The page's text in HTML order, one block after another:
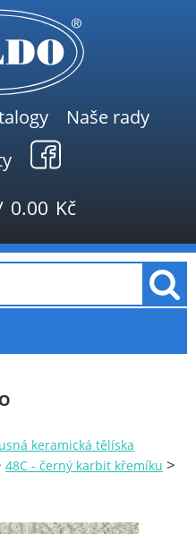
Naše rady
0.00 Kč
keramická tělíska
48C - černý karbit křemíku >